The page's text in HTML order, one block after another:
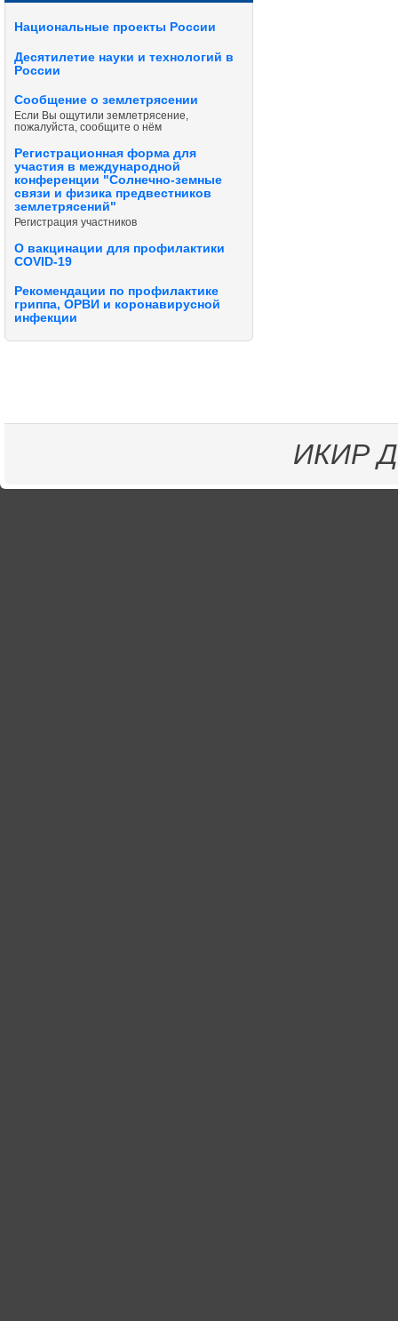
Национальные проекты России
Десятилетие науки и технологий в
России
Сообщение о землетрясении
Если Вы ощутили землетрясение,
пожалуйста, сообщите о нём
Регистрационная форма для
участия в международной
конференции "Солнечно-земные
связи и физика предвестников
землетрясений"
Регистрация участников
О вакцинации для профилактики
COVID-19
Рекомендации по профилактике
гриппа, ОРВИ и коронавирусной
инфекции
ИКИР